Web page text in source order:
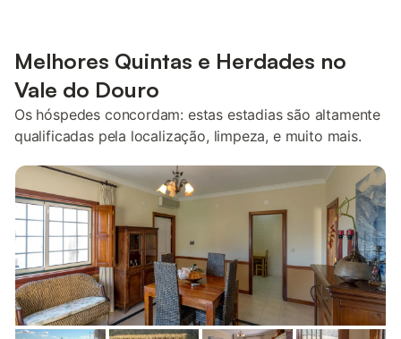
Melhores Quintas e Herdades no
Vale do Douro
Os hóspedes concordam: estas estadias são altamente
qualificadas pela localização, limpeza, e muito mais.